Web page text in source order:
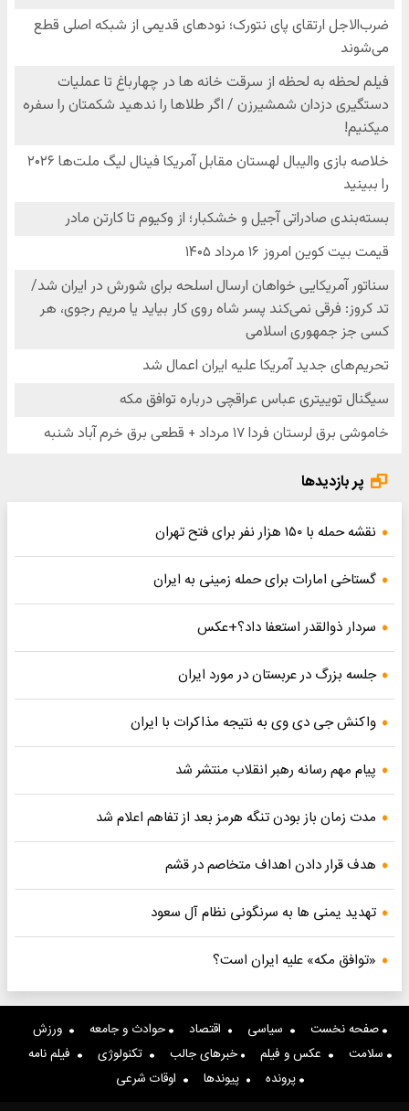
پر بازدیدها
نقشه حمله با ۱۵۰ هزار نفر برای فتح تهران
گستاخی امارات برای حمله زمینی به ایران
سردار ذوالقدر استعفا داد؟+عکس
جلسه بزرگ در عربستان در مورد ایران
واکنش جی دی وی به نتیجه مذاکرات با ایران
پیام مهم رسانه رهبر انقلاب منتشر شد
مدت زمان باز بودن تنگه هرمز بعد از تفاهم اعلام شد
هدف قرار دادن اهداف متخاصم در قشم
تهدید یمنی ها به سرنگونی نظام آل سعود
«توافق مکه» علیه ایران است؟
صفحه نخست سیاسی اقتصاد حوادث و جامعه
ورزش
سلامت
عکس و فیلم خبرهای جالب تکنولوژی
فیلم نامه
پرونده
پیوندها اوقات شرعی